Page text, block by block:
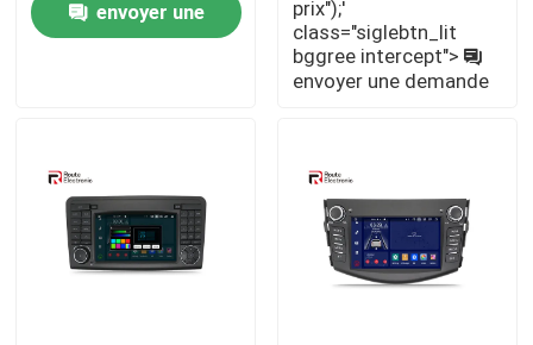
Tous les cas
Android Autoradio Stéréo
Stéréo de voiture de Mazda
envoyer une
prix");'
class="siglebtn_lit
bggree intercept">
envoyer une demande